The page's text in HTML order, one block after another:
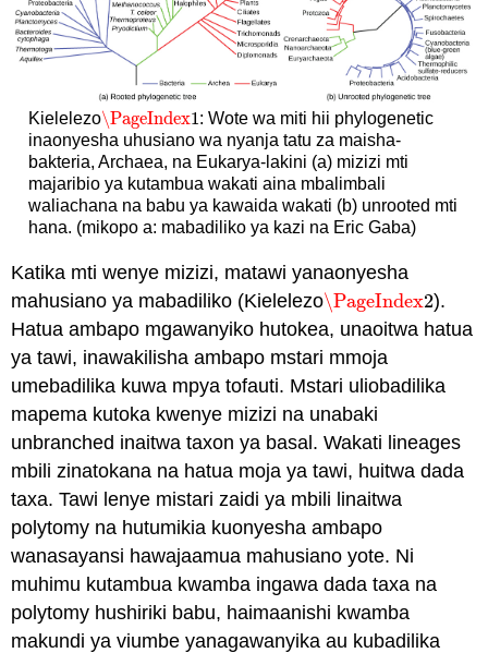
Kielelezo\PageIndex1
\PageIndex1: Wote wa miti hii phylogenetic
inaonyesha uhusiano wa nyanja tatu za maisha-
bakteria, Archaea, na Eukarya-lakini (a) mizizi mti
majaribio ya kutambua wakati aina mbalimbali
waliachana na babu ya kawaida wakati (b) unrooted mti
hana. (mikopo a: mabadiliko ya kazi na Eric Gaba)
Katika mti wenye mizizi, matawi yanaonyesha
mahusiano ya mabadiliko (Kielelezo\PageIndex2
\PageIndex2).
Hatua ambapo mgawanyiko hutokea, unaoitwa hatua
ya tawi, inawakilisha ambapo mstari mmoja
umebadilika kuwa mpya tofauti. Mstari uliobadilika
mapema kutoka kwenye mizizi na unabaki
unbranched inaitwataxon ya basal. Wakati lineages
mbili zinatokana na hatua moja ya tawi, huitwadada
taxa. Tawi lenye mistari zaidi ya mbili linaitwa
polytomy na hutumikia kuonyesha ambapo
wanasayansi hawajaamua mahusiano yote. Ni
muhimu kutambua kwamba ingawa dada taxa na
polytomy hushiriki babu, haimaanishi kwamba
makundi ya viumbe yanagawanyika au kubadilika